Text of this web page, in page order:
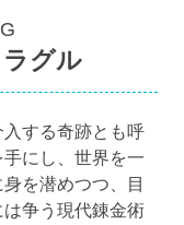
グル
する奇跡とも呼
にし、世界を一
を潜めつつ、目
争う現代錬金術